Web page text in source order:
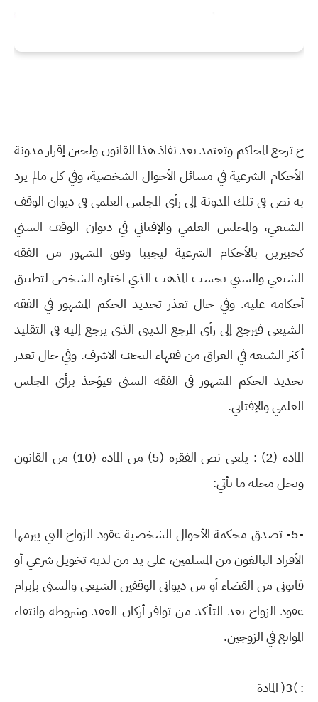
ج ترجع المحاكم وتعتمد بعد نفاذ هذا القانون ولحين إقرار مدونة
الأحكام الشرعية في مسائل الأحوال الشخصية، وفي كل مالم يرد
به نص في تلك المدونة إلى رأي المجلس العلمي في ديوان الوقف
الشيعي، والمجلس العلمي والإفتاني في ديوان الوقف السني
كخبيرين بالأحكام الشرعية ليجيبا وفق المشهور من الفقه
الشيعي والسني بحسب المذهب الذي اختاره الشخص لتطبيق
أحكامه عليه. وفي حال تعذر تحديد الحكم المشهور في الفقه
الشيعي فيرجع إلى رأي المرجع الديني الذي يرجع إليه في التقليد
أكثر الشيعة في العراق من فقهاء النجف الاشرف. وفي حال تعذر
تحديد الحكم المشهور في الفقه السني فيؤخذ برأي المجلس
العلمي والإفتاني.
المادة (2) : يلغى نص الفقرة (5) من المادة (10) من القانون
ويحل محله ما يأتي:
-5- تصدق محكمة الأحوال الشخصية عقود الزواج التي يبرمها
الأفراد البالغون من المسلمين، على يد من لديه تخويل شرعي أو
قانوني من القضاء أو من ديواني الوقفين الشيعي والسني بإبرام
عقود الزواج بعد التأكد من توافر أركان العقد وشروطه وانتفاء
الموانع في الزوجين.
: )3( المادة